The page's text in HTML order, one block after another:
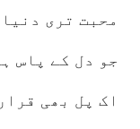
محبت تری
جو دل کے پاس
اک پل بھی